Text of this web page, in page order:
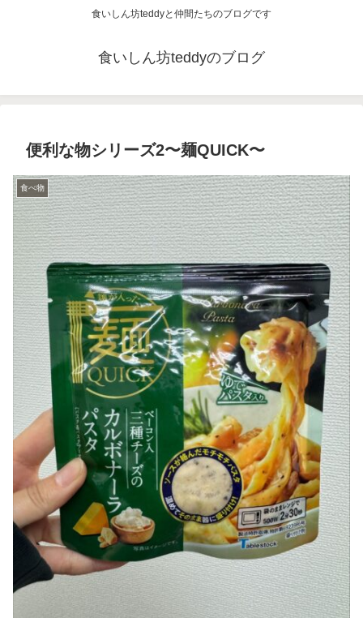
食いしん坊teddyと仲間たちのブログです
食いしん坊teddyのブログ
便利な物シリーズ2〜麺QUICK〜
食べ物